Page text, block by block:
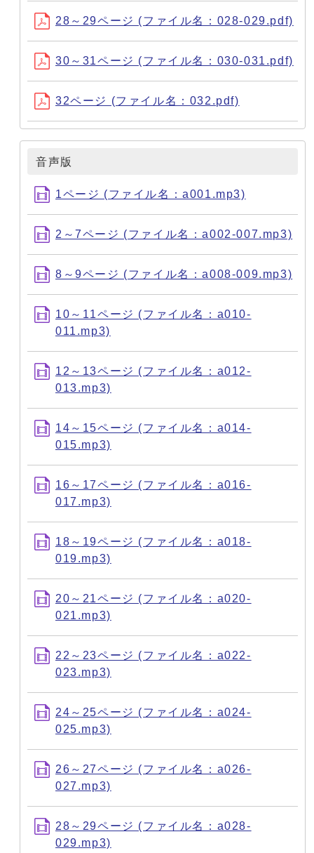
28～29ページ (ファイル名：028-029.pdf)
30～31ページ (ファイル名：030-031.pdf)
32ページ (ファイル名：032.pdf)
音声版
1ページ (ファイル名：a001.mp3)
2～7ページ (ファイル名：a002-007.mp3)
8～9ページ (ファイル名：a008-009.mp3)
10～11ページ (ファイル名：a010-
011.mp3)
12～13ページ (ファイル名：a012-
013.mp3)
14～15ページ (ファイル名：a014-
015.mp3)
16～17ページ (ファイル名：a016-
017.mp3)
18～19ページ (ファイル名：a018-
019.mp3)
20～21ページ (ファイル名：a020-
021.mp3)
22～23ページ (ファイル名：a022-
023.mp3)
24～25ページ (ファイル名：a024-
025.mp3)
26～27ページ (ファイル名：a026-
027.mp3)
28～29ページ (ファイル名：a028-
029.mp3)